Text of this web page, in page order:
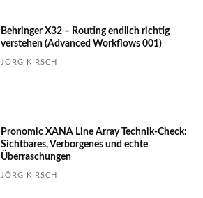
Behringer X32 – Routing endlich richtig
verstehen (Advanced Workflows 001)
JÖRG KIRSCH
Pronomic XANA Line Array Technik-Check:
Sichtbares, Verborgenes und echte
Überraschungen
JÖRG KIRSCH